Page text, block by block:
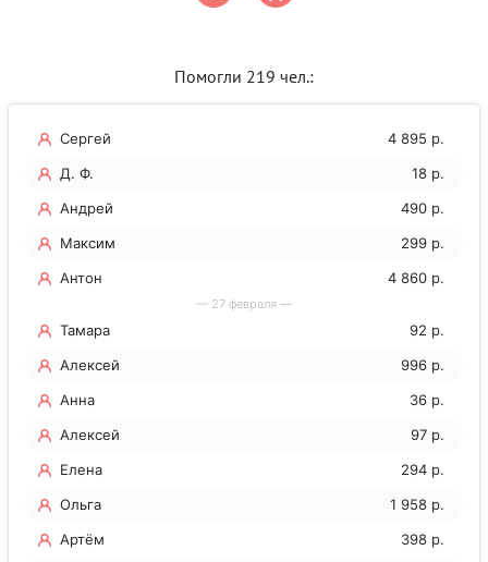
Помогли 219 чел.:
Сергей
4 895 р.
Д. Ф.
18 р.
Андрей
490 р.
Максим
299 р.
Антон
4 860 р.
— 27 февраля —
Тамара
92 р.
Алексей
996 р.
Анна
36 р.
Алексей
97 р.
Елена
294 р.
Ольга
1 958 р.
Артём
398 р.